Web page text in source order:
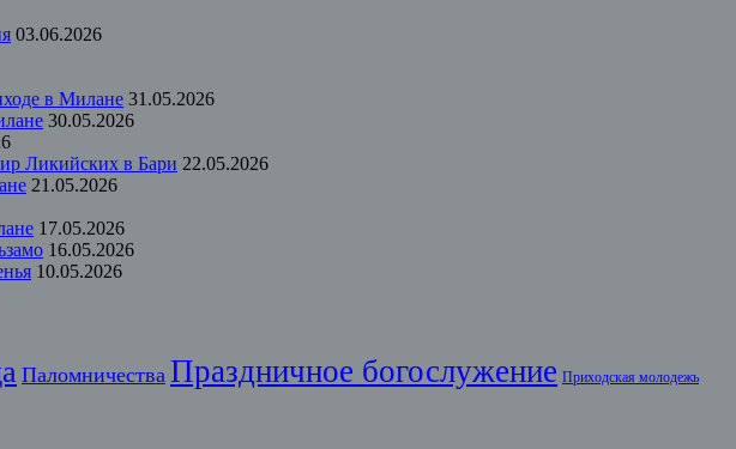
03.06.2026
в Милане 31.05.2026
30.05.2026
Ликийских в Бари 22.05.2026
21.05.2026
17.05.2026
16.05.2026
10.05.2026
Паломничества Праздничное богослужение Приходская молодежь